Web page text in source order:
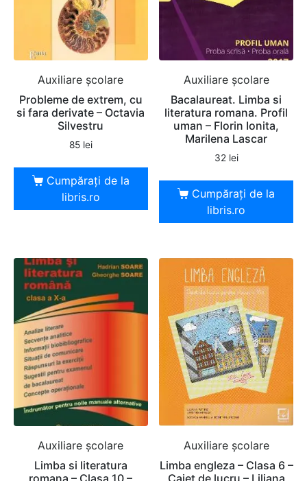
Auxiliare şcolare
Probleme de extrem, cu
si fara derivate – Octavia
Silvestru
85 lei
Cumpărați de la
libris.ro
Auxiliare şcolare
Bacalaureat. Limba si
literatura romana. Profil
uman – Florin Ionita,
Marilena Lascar
32 lei
Cumpărați de la
libris.ro
Auxiliare şcolare
Limba si literatura
romana – Clasa 10 –
Auxiliare şcolare
Limba engleza – Clasa 6 –
Caiet de lucru – Liliana